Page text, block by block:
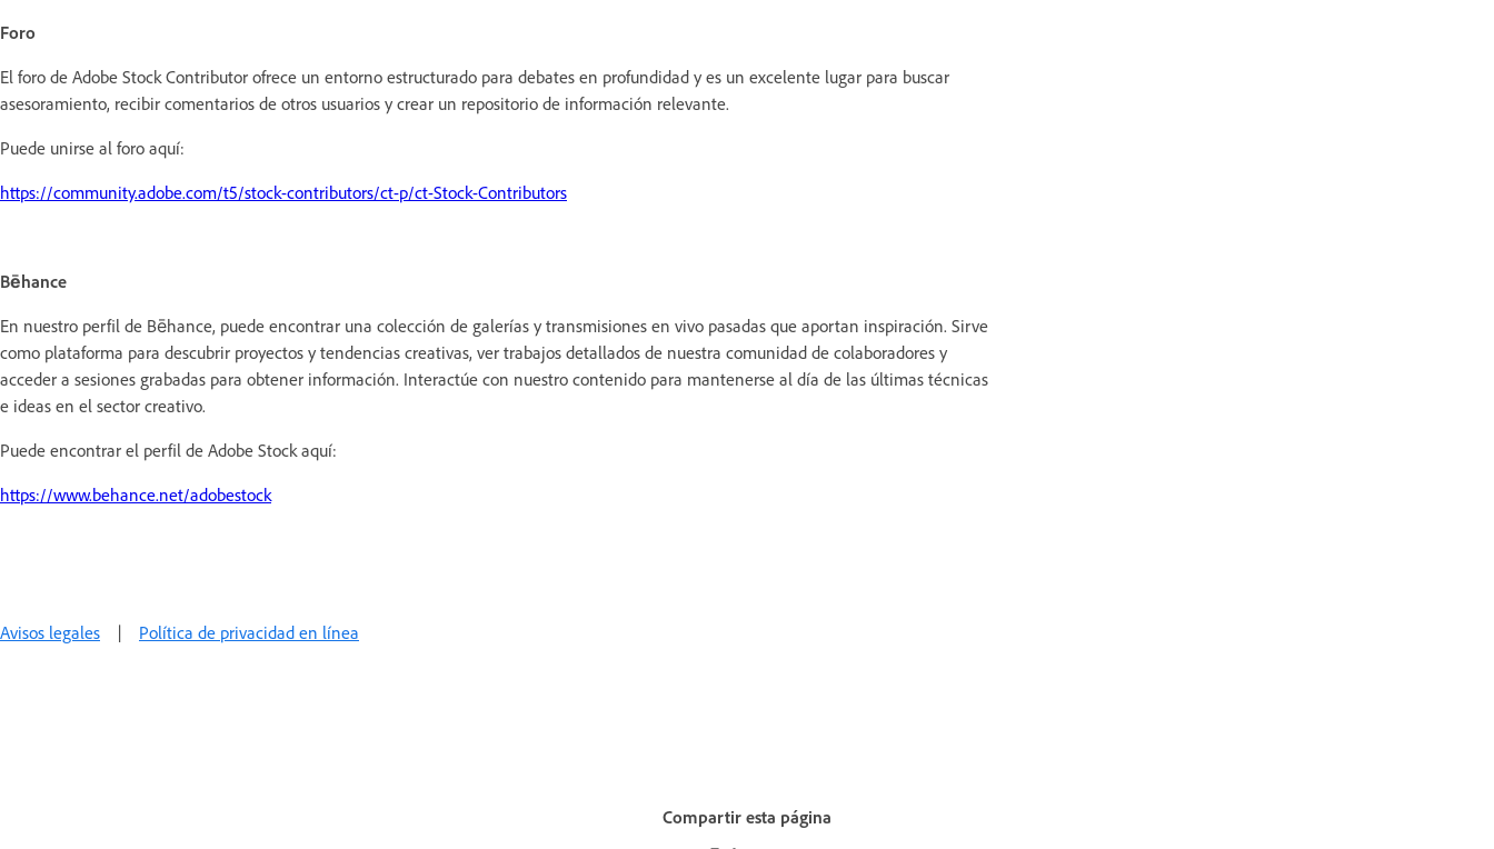
Foro
El foro de Adobe Stock Contributor ofrece un entorno estructurado para debates en profundidad y es un excelente lugar para buscar
asesoramiento, recibir comentarios de otros usuarios y crear un repositorio de información relevante.
Puede unirse al foro aquí:
https://community.adobe.com/t5/stock-contributors/ct-p/ct-Stock-Contributors
Bēhance
En nuestro perfil de Bēhance, puede encontrar una colección de galerías y transmisiones en vivo pasadas que aportan inspiración. Sirve
como plataforma para descubrir proyectos y tendencias creativas, ver trabajos detallados de nuestra comunidad de colaboradores y
acceder a sesiones grabadas para obtener información. Interactúe con nuestro contenido para mantenerse al día de las últimas técnicas
e ideas en el sector creativo.
Puede encontrar el perfil de Adobe Stock aquí:
https://www.behance.net/adobestock
Avisos legales | Política de privacidad en línea
Compartir esta página